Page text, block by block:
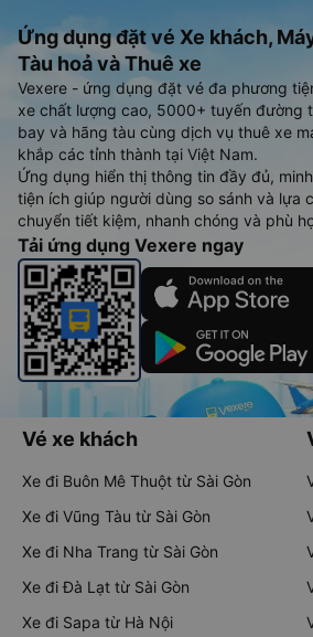
Ứng dụng đặt vé Xe khách,
Tàu hoả và Thuê xe
Vexere - ứng dụng đặt vé đa phương
xe chất lượng cao, 5000+ tuyến đường
bay và hãng tàu cùng dịch vụ thuê xe
khắp các tỉnh thành tại Việt Nam.
Ứng dụng hiển thị thông tin đầy đủ,
tiện ích giúp người dùng so sánh và lựa
chuyển tiết kiệm, nhanh chóng và phù
Tải ứng dụng Vexere ngay
Vé xe khách
Xe đi Buôn Mê Thuột từ Sài Gòn
Xe đi Vũng Tàu từ Sài Gòn
Xe đi Nha Trang từ Sài Gòn
Xe đi Đà Lạt từ Sài Gòn
Xe đi Sapa từ Hà Nội